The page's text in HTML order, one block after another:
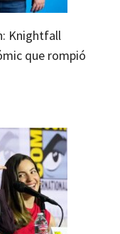
Knightfall
que rompió